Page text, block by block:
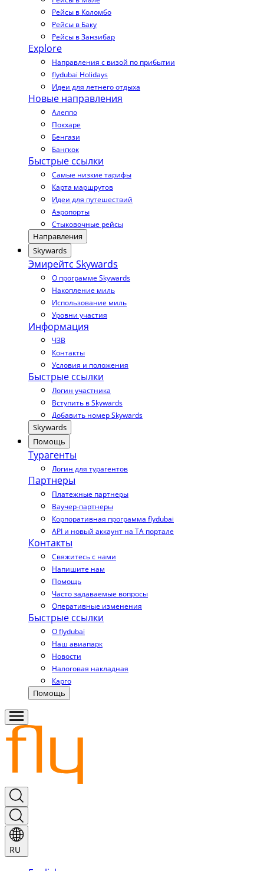
Рейсы в Коломбо
Рейсы в Баку
Рейсы в Занзибар
Explore
Направления с визой по прибытии
flydubai Holidays
Идеи для летнего отдыха
Новые направления
Алеппо
Покхаре
Бенгази
Бангкок
Быстрые ссылки
Самые низкие тарифы
Карта маршрутов
Идеи для путешествий
Аэропорты
Стыковочные рейсы
Направления
Skywards
Эмирейтс Skywards
О программе Skywards
Накопление миль
Использование миль
Уровни участия
Информация
ЧЗВ
Контакты
Условия и положения
Быстрые ссылки
Логин участника
Вступить в Skywards
Добавить номер Skywards
Skywards
Помощь
Турагенты
Логин для турагентов
Партнеры
Платежные партнеры
Ваучер-партнеры
Корпоративная программа flydubai
API и новый аккаунт на TA портале
Контакты
Свяжитесь с нами
Напишите нам
Помощь
Часто задаваемые вопросы
Оперативные изменения
Быстрые ссылки
О flydubai
Наш авиапарк
Новости
Налоговая накладная
Карго
Помощь
RU